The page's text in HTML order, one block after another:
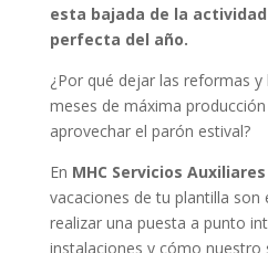
esta bajada de la
perfecta del año.
¿Por qué dejar las reformas
meses de máxima
aprovechar el parón estival?
En MHC Servicios Auxiliares
vacaciones de tu plantilla
realizar una puesta a punto
instalaciones y cómo nuestro